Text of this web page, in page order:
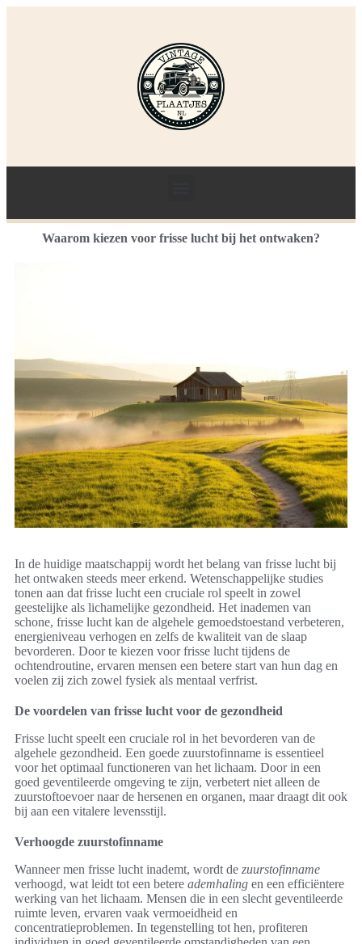
Waarom kiezen voor frisse lucht bij het ontwaken?
In de huidige maatschappij wordt het belang van frisse lucht bij
het ontwaken steeds meer erkend. Wetenschappelijke studies
tonen aan dat frisse lucht een cruciale rol speelt in zowel
geestelijke als lichamelijke gezondheid. Het inademen van
schone, frisse lucht kan de algehele gemoedstoestand verbeteren,
energieniveau verhogen en zelfs de kwaliteit van de slaap
bevorderen. Door te kiezen voor frisse lucht tijdens de
ochtendroutine, ervaren mensen een betere start van hun dag en
voelen zij zich zowel fysiek als mentaal verfrist.
De voordelen van frisse lucht voor de gezondheid
Frisse lucht speelt een cruciale rol in het bevorderen van de
algehele gezondheid. Een goede zuurstofinname is essentieel
voor het optimaal functioneren van het lichaam. Door in een
goed geventileerde omgeving te zijn, verbetert niet alleen de
zuurstoftoevoer naar de hersenen en organen, maar draagt dit ook
bij aan een vitalere levensstijl.
Verhoogde zuurstofinname
Wanneer men frisse lucht inademt, wordt de zuurstofinname
verhoogd, wat leidt tot een betere ademhaling en een efficiëntere
werking van het lichaam. Mensen die in een slecht geventileerde
ruimte leven, ervaren vaak vermoeidheid en
concentratieproblemen. In tegenstelling tot hen, profiteren